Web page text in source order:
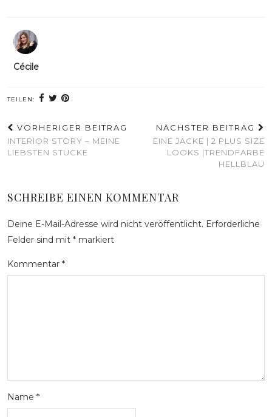
Cécile
TEILEN:
VORHERIGER BEITRAG
INTERIOR STORY – MEINE
LIEBSTEN STÜCKE
NÄCHSTER BEITRAG
EINE JACKE | 2 PLUS SIZE
LOOKS |TRENDFARBE
HELLBLAU
SCHREIBE EINEN KOMMENTAR
Deine E-Mail-Adresse wird nicht veröffentlicht. Erforderliche
Felder sind mit * markiert
Kommentar *
Name *